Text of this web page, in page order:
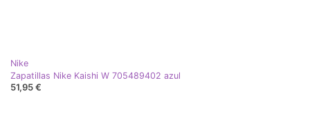
Nike
Zapatillas Nike Kaishi W 705489402 azul
51,95 €